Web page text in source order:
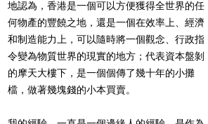
地認為，香港是一個可以方便獲得全世界的任
何物產的豐饒之地，還是一個在效率上、經濟
和制造能力上，可以隨時將一個觀念、行政指
令變為物質世界的現實的地方；代表資本盤剝
的摩天大樓下，是一個個傳了幾十年的小攤
檔，做著幾塊錢的小本買賣。